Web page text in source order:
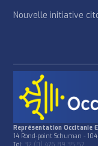
Nouvelle initiative
Représentation Occitanie
14 Rond-point Schuman -